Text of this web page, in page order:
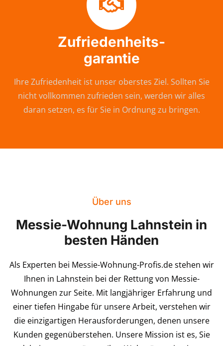
Zufriedenheits-
garantie
Ihre Zufriedenheit ist unser oberstes Ziel. Sollten Sie
nicht vollkommen zufrieden sein, werden wir alles
daran setzen, es für Sie in Ordnung zu bringen.
Über uns
Messie-Wohnung Lahnstein in
besten Händen
Als Experten bei Messie-Wohnung-Profis.de stehen wir
Ihnen in Lahnstein bei der Rettung von Messie-
Wohnungen zur Seite. Mit langjähriger Erfahrung und
einer tiefen Hingabe für unsere Arbeit, verstehen wir
die einzigartigen Herausforderungen, denen unsere
Kunden gegenüberstehen. Unsere Mission ist es, Sie